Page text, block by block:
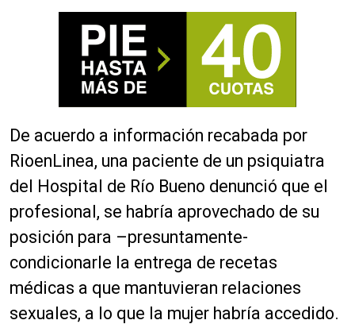
De acuerdo a información recabada por
RioenLinea, una paciente de un psiquiatra
del Hospital de Río Bueno denunció que el
profesional, se habría aprovechado de su
posición para –presuntamente-
condicionarle la entrega de recetas
médicas a que mantuvieran relaciones
sexuales, a lo que la mujer habría accedido.